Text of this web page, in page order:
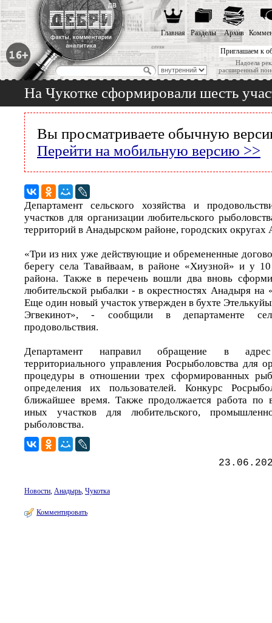
Приглашаем к
Надоела
расширенный
Главная Разделы Архив
На Чукотке сформировали шесть
Вы просматриваете обычную
Перейти на мобильную версию >>
Департамент сельского хозяйства и
участков для организации любительского
территорий в Анадырском районе, городских округах
«Три из них уже действующие и обремененные
берегу села Тавайваам, в районе «Хиузной» и у
района. Также в перечень вошли два вновь
любительской рыбалки - в окрестностях Анадыря на
Еще один новый участок утвержден в бухте
Эгвекинот», - сообщили в департаменте
продовольствия.
Департамент направил обращение в адрес
территориального управления Росрыболовства для
процедуры в отношении трех сформированных
определения их пользователей. Конкурс
ближайшее время. Также продолжается работа по
иных участков для любительского,
рыболовства.
Новости, Анадырь, Чукотка
Комментировать